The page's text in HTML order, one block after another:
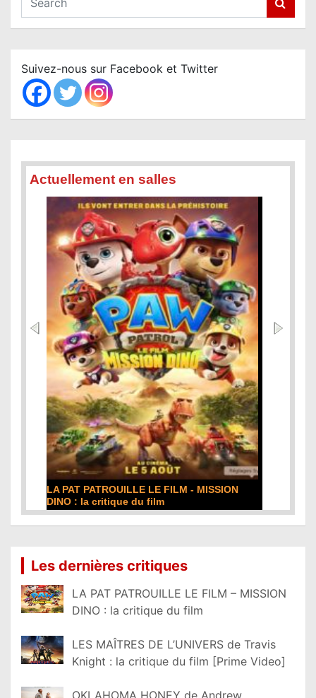
a
c
h
Suivez-nous sur Facebook et Twitter
Actuellement en salles
LA PAT PATROUILLE LE FILM - MISSION
DINO : la critique du film
Les dernières critiques
LA PAT PATROUILLE LE FILM – MISSION
DINO : la critique du film
LES MAÎTRES DE L’UNIVERS de Travis
Knight : la critique du film [Prime Video]